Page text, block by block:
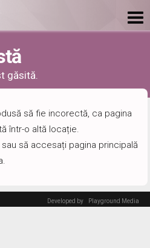
găsită.
să fie incorectă, ca pagina
într-o altă locație.
să accesați pagina principală
Developed by Playground Media